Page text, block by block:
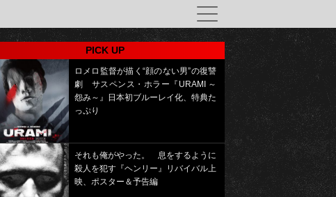
PICK UP
ロメロ監督が描く“顔のない男”の復讐
劇 サスペンス・ホラー『URAMI ～
怨み～』日本初ブルーレイ化、特典た
っぷり
それも俺がやった。 息をするように
殺人を犯す『ヘンリー』リバイバル上
映、ポスター＆予告編